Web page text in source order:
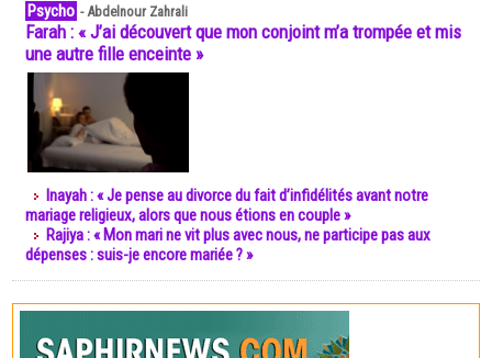
Psycho -Abdelnour Zahrali
Farah : « J’ai découvert que mon conjoint m’a trompée et mis
une autre fille enceinte »
Inayah : « Je pense au divorce du fait d’infidélités avant notre
mariage religieux, alors que nous étions en couple »
Rajiya : « Mon mari ne vit plus avec nous, ne participe pas aux
dépenses : suis-je encore mariée ? »